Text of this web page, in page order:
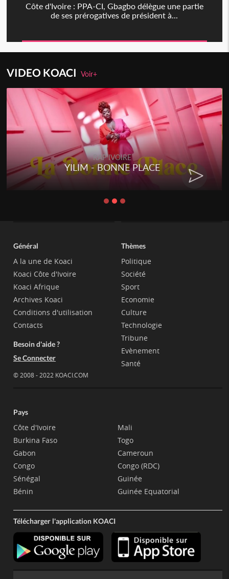
Côte d'Ivoire : PPA-CI, Gbagbo délègue une partie
de ses prérogatives de président à...
VIDEO KOACIVoir+
RAP IVOIRE
YILIM - BONNE PLACE
Général
A la une de Koaci
Koaci Côte d'Ivoire
Koaci Afrique
Archives Koaci
Conditions d'utilisation
Contacts
Besoin d'aide ?
Se Connecter
© 2008 - 2022 KOACI.COM
Thèmes
Politique
Société
Sport
Economie
Culture
Technologie
Tribune
Evènement
Santé
Pays
Côte d'Ivoire
Burkina Faso
Gabon
Congo
Sénégal
Bénin
Mali
Togo
Cameroun
Congo (RDC)
Guinée
Guinée Equatorial
Télécharger l'application KOACI